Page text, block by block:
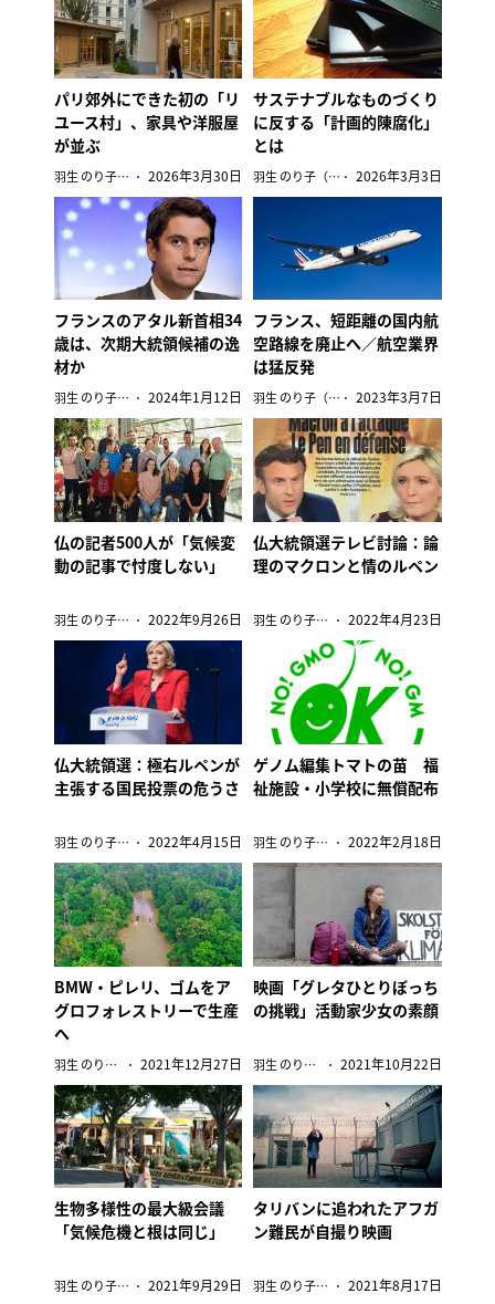
パリ郊外にできた初の「リ
ユース村」、家具や洋服屋
が並ぶ
羽生 のり子（在パリ編集委員） 2026年3月30日
サステナブルなものづくり
に反する「計画的陳腐化」
とは
羽生 のり子（在パリ編集委員） 2026年3月3日
フランスのアタル新首相34
歳は、次期大統領候補の逸
材か
羽生 のり子（在パリ編集委員） 2024年1月12日
フランス、短距離の国内航
空路線を廃止へ／航空業界
は猛反発
羽生 のり子（在パリ編集委員） 2023年3月7日
仏の記者500人が「気候変
動の記事で忖度しない」
羽生 のり子（在パリ編集委員） 2022年9月26日
仏大統領選テレビ討論：論
理のマクロンと情のルペン
羽生 のり子（在パリ編集委員） 2022年4月23日
仏大統領選：極右ルペンが
主張する国民投票の危うさ
羽生 のり子（在パリ編集委員） 2022年4月15日
ゲノム編集トマトの苗 福
祉施設・小学校に無償配布
羽生 のり子（在パリ編集委員） 2022年2月18日
BMW・ピレリ、ゴムをア
グロフォレストリーで生産
へ
羽生 のり子（在パリ編集委員） 2021年12月27日
映画「グレタひとりぼっち
の挑戦」活動家少女の素顔
羽生 のり子（在パリ編集委員） 2021年10月22日
生物多様性の最大級会議
「気候危機と根は同じ」
羽生 のり子（在パリ編集委員） 2021年9月29日
タリバンに追われたアフガ
ン難民が自撮り映画
羽生 のり子（在パリ編集委員） 2021年8月17日